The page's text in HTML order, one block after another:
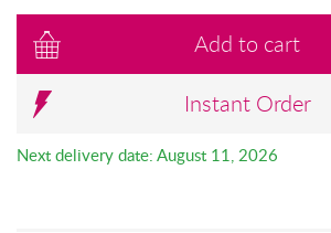
Add to cart
Instant Order
Next delivery date: August 11, 2026